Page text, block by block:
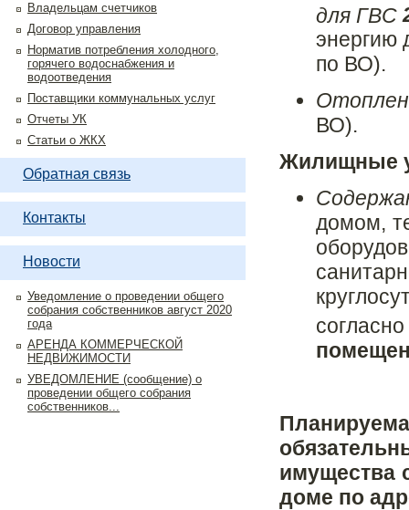
Владельцам счетчиков
Договор управления
Норматив потребления холодного,
горячего водоснабжения и
водоотведения
Поставщики коммунальных услуг
Отчеты УК
Статьи о ЖКХ
Обратная связь
Контакты
Новости
Уведомление о проведении общего
собрания собственников август 2020
года
АРЕНДА КОММЕРЧЕСКОЙ
НЕДВИЖИМОСТИ
УВЕДОМЛЕНИЕ (сообщение) о
проведении общего собрания
собственников...
для ГВС
энергию
по ВО).
ВО).
Жилищные
домом,
имущества
доме по